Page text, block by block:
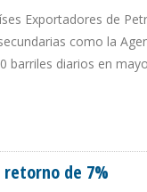
Exportadores de
como la
barriles diarios en mayo
de 7%